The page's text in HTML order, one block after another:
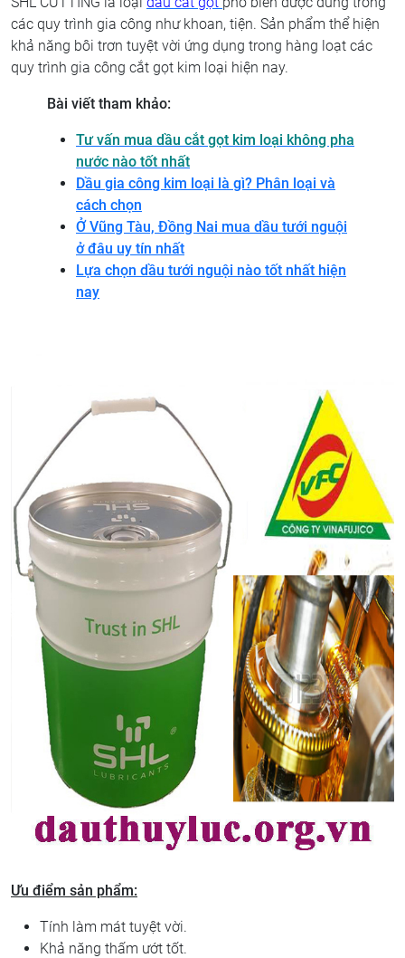
các quy trình gia công như khoan, tiện. Sản phẩm thể hiện
khả năng bôi trơn tuyệt vời ứng dụng trong hàng loạt các
quy trình gia công cắt gọt kim loại hiện nay.
Bài viết tham khảo:
Tư vấn mua dầu cắt gọt kim loại không pha
nước nào tốt nhất
Dầu gia công kim loại là gì? Phân loại và
cách chọn
Ở Vũng Tàu, Đồng Nai mua dầu tưới nguội
ở đâu uy tín nhất
Lựa chọn dầu tưới nguội nào tốt nhất hiện
nay
Ưu điểm sản phẩm:
Tính làm mát tuyệt vời.
Khả năng thấm ướt tốt.